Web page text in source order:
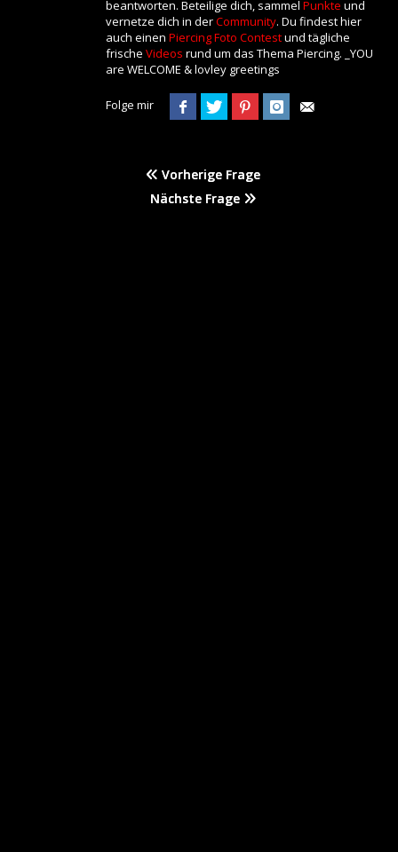
beantworten. Beteilige dich, sammel Punkte und
vernetze dich in derCommunity. Du findest hier
auch einen Piercing Foto Contestund tägliche
frische Videos rund um das Thema Piercing. _YOU
are WELCOME & lovley greetings
Folge mir
Vorherige Frage
Nächste Frage